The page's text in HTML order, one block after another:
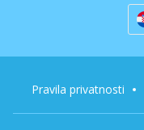
Pravila privatnosti